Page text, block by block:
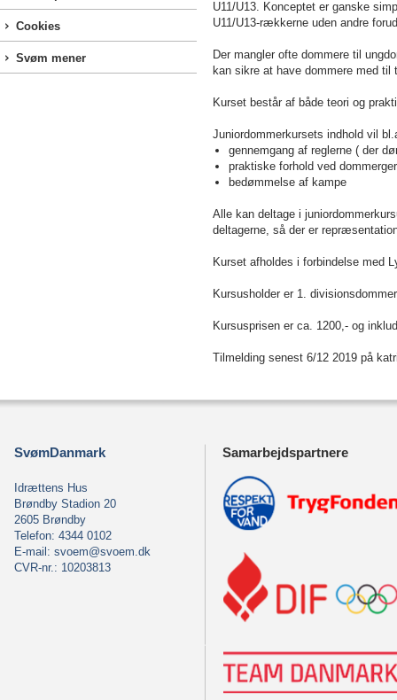
Cookies
Svøm mener
U11/U13. Konceptet er ganske
U11/U13-rækkerne uden andre
Der mangler ofte dommere til
kan sikre at have dommere med
Kurset består af både teori og
Juniordommerkursets indhold vil
gennemgang af reglerne ( der
praktiske forhold ved
bedømmelse af kampe
Alle kan deltage i
deltagerne, så der er
Kurset afholdes i forbindelse med
Kursusholder er 1.
Kursusprisen er ca. 1200,- og
Tilmelding senest 6/12 2019 på
SvømDanmark
Idrættens Hus
Brøndby Stadion 20
2605 Brøndby
Telefon: 4344 0102
E-mail: svoem@svoem.dk
CVR-nr.: 10203813
Samarbejdspartnere